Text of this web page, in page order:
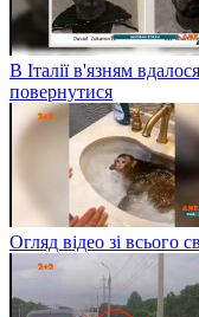
В Італії в'язням
повернутися
Огляд відео зі всього